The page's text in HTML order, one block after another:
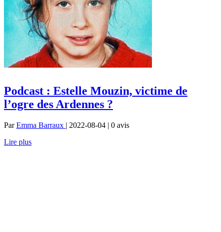
Podcast : Estelle Mouzin, victime de
l’ogre des Ardennes ?
ParEmma Barraux | 2022-08-04 | 0 avis
Lire plus